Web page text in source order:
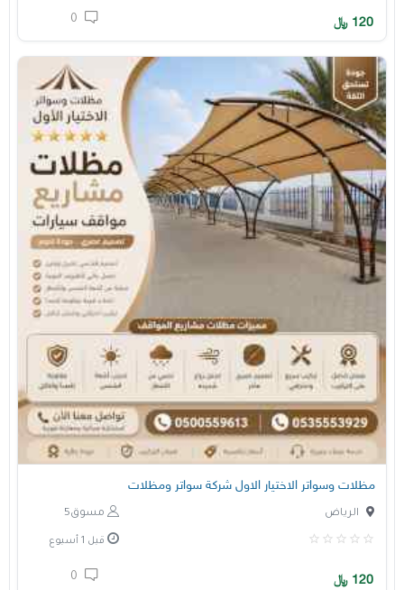
120 ﷼
مظلات وسواتر الاختيار الاول شركة سواتر ومظلات
مسوق5 الرياض
قبل 1 أسبوع
120 ﷼